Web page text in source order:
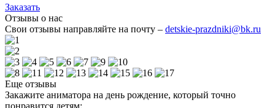
Заказать
Отзывы о нас
Свои отзывы направляйте на почту – detskie-prazdniki@bk.ru
Еще отзывы
Закажите аниматора на день рождение, который точно
понравится детям: